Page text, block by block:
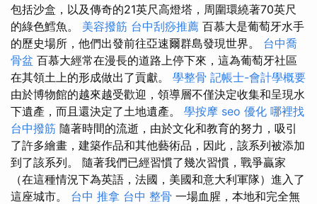
包括沙盒，以及傳奇的21英尺高燈塔，周圍環繞著70英尺
的綠色鱈魚。 美容撥筋 台中刮痧推薦 百慕大是葡萄牙水手
的歷史場所，他們出發前往亞速爾群島發現世界。 台中喬
骨盆 百慕大經常在漫長的道路上停下來，這為葡萄牙社區
在其領土上的形成做出了貢獻。 學整骨 記帳士-會計學概要
由於博物館的越來越受歡迎，領導層不僅決定收集和呈現水
下遺產，而且還決定了土地遺產。 學按摩 seo 優化 哪裡找
台中撥筋 隨著時間的流逝，由於文化和教育的努力，吸引
了許多繪畫，建築作品和其他藝術品，因此，該系列被添加
到了該系列。 隨著我們已經習慣了幾次習慣，戰爭贏家
（在這種情況下為英語，法國，美國和意大利軍隊）進入了
這座城市。 台中 推拿 台中 整骨 一場血腥，本地和完全無